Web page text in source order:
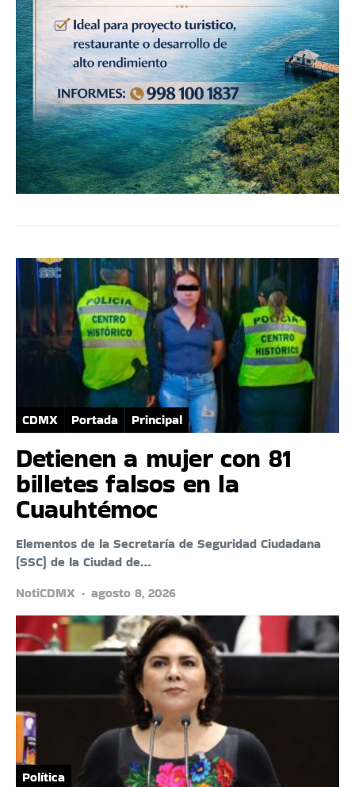
CDMX Portada Principal
Detienen a mujer con 81
billetes falsos en la
Cuauhtémoc
Elementos de la Secretaría de Seguridad Ciudadana
(SSC) de la Ciudad de…
NotiCDMX
agosto 8, 2026
Política